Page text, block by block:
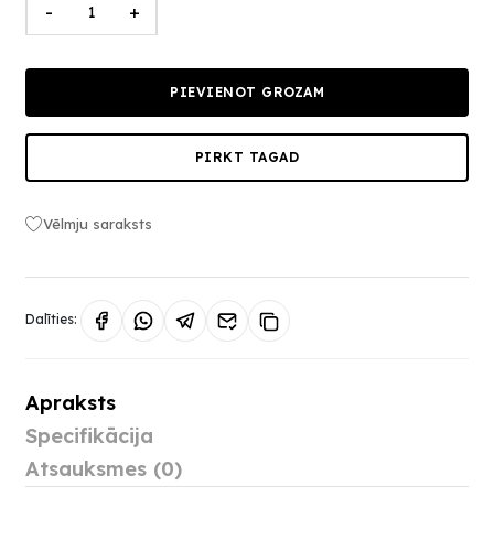
- +
PIEVIENOT GROZAM
PIRKT TAGAD
Vēlmju saraksts
Dalīties:
Apraksts
Specifikācija
Atsauksmes (0)